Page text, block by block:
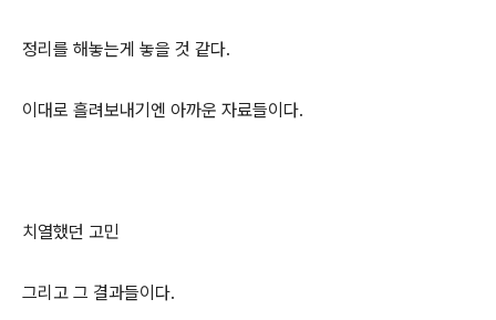
정리를 해놓는게 놓을 것 같다.
이대로 흘려보내기엔 아까운 자료들이다.
치열했던 고민
그리고 그 결과들이다.